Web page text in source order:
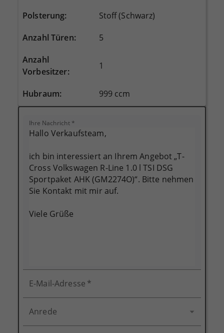
Polsterung:
Stoff (Schwarz)
Anzahl Türen:
5
Anzahl
Vorbesitzer:
1
Hubraum: 999 ccm
Ihre Nachricht *
E-Mail-Adresse *
Anrede